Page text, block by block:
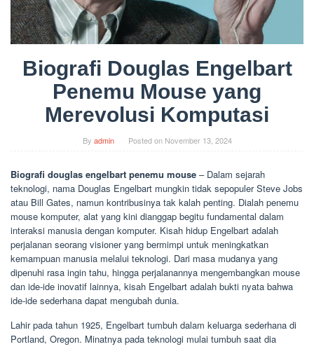
Biografi Douglas Engelbart
Penemu Mouse yang
Merevolusi Komputasi
By admin Posted on November 13, 2024
Biografi douglas engelbart penemu mouse – Dalam sejarah
teknologi, nama Douglas Engelbart mungkin tidak sepopuler Steve Jobs
atau Bill Gates, namun kontribusinya tak kalah penting. Dialah penemu
mouse komputer, alat yang kini dianggap begitu fundamental dalam
interaksi manusia dengan komputer. Kisah hidup Engelbart adalah
perjalanan seorang visioner yang bermimpi untuk meningkatkan
kemampuan manusia melalui teknologi. Dari masa mudanya yang
dipenuhi rasa ingin tahu, hingga perjalanannya mengembangkan mouse
dan ide-ide inovatif lainnya, kisah Engelbart adalah bukti nyata bahwa
ide-ide sederhana dapat mengubah dunia.
Lahir pada tahun 1925, Engelbart tumbuh dalam keluarga sederhana di
Portland, Oregon. Minatnya pada teknologi mulai tumbuh saat dia